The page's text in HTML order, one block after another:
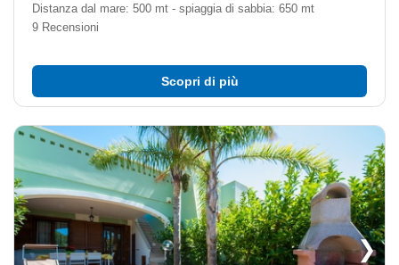
Distanza dal mare: 500 mt - spiaggia di sabbia: 650 mt
9 Recensioni
Scopri di più
❯